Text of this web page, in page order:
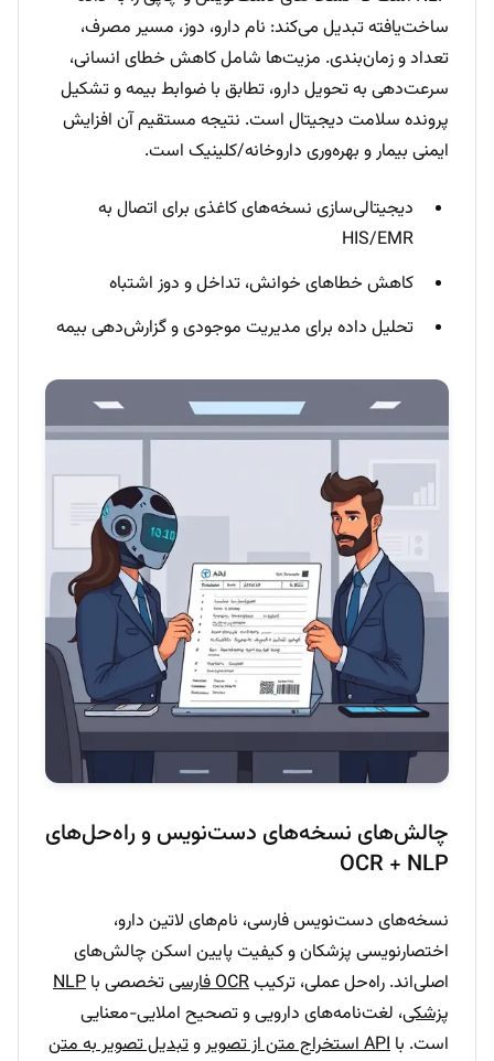
ساخت‌یافته تبدیل می‌کند: نام دارو، دوز، مسیر مصرف،
تعداد و زمان‌بندی. مزیت‌ها شامل کاهش خطای انسانی،
سرعت‌دهی به تحویل دارو، تطابق با ضوابط بیمه و تشکیل
پرونده سلامت دیجیتال است. نتیجه مستقیم آن افزایش
ایمنی بیمار و بهره‌وری داروخانه/کلینیک است.
دیجیتالی‌سازی نسخه‌های کاغذی برای اتصال به
HIS/EMR
کاهش خطاهای خوانش، تداخل و دوز اشتباه
تحلیل داده برای مدیریت موجودی و گزارش‌دهی بیمه
چالش‌های نسخه‌های دست‌نویس و راه‌حل‌های
OCR + NLP
نسخه‌های دست‌نویس فارسی، نام‌های لاتین دارو،
اختصارنویسی پزشکان و کیفیت پایین اسکن چالش‌های
اصلی‌اند. راه‌حل عملی، ترکیبOCR فارسی تخصصی با NLP
پزشکی، لغت‌نامه‌های دارویی و تصحیح املایی-معنایی
است. با API استخراج متن از تصویر وتبدیل تصویر به متن